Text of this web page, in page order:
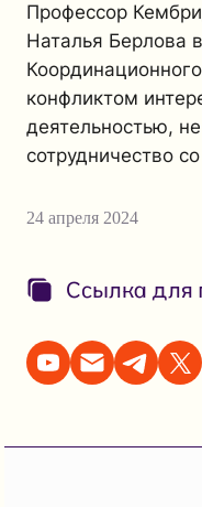
Профессор
Наталья Берлова
конфликтом
деятельностью,
сотрудничество
24 апреля 2024
Ссылка для